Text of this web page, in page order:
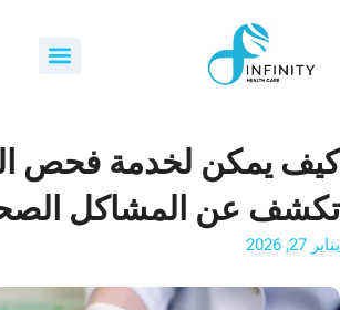
المحتوى
Menu
كيف يمكن لخدمة فحص
تكشف عن المشاكل
يناير 27, 2026